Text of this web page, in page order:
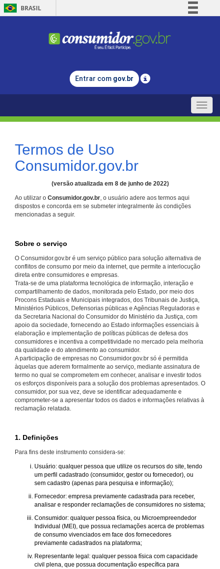
BRASIL
Comunica BR
Legislação
Entrar com gov.br
Toggle
Termos de Uso
Consumidor.gov.br
(versão atualizada em 8 de junho de 2022)
Ao utilizar o Consumidor.gov.br, o usuário adere aos termos aqui
dispostos e concorda em se submeter integralmente às condições
mencionadas a seguir.
Sobre o serviço
O Consumidor.gov.br é um serviço público para solução alternativa de
conflitos de consumo por meio da internet, que permite a interlocução
direta entre consumidores e empresas.
Trata-se de uma plataforma tecnológica de informação, interação e
compartilhamento de dados, monitorada pelo Estado, por meio dos
Procons Estaduais e Municipais integrados, dos Tribunais de Justiça,
Ministérios Públicos, Defensorias públicas e Agências Reguladoras e
da Secretaria Nacional do Consumidor do Ministério da Justiça, com
apoio da sociedade, fornecendo ao Estado informações essenciais à
elaboração e implementação de políticas públicas de defesa dos
consumidores e incentiva a competitividade no mercado pela melhoria
da qualidade e do atendimento ao consumidor.
A participação de empresas no Consumidor.gov.br só é permitida
àquelas que aderem formalmente ao serviço, mediante assinatura de
termo no qual se comprometem em conhecer, analisar e investir todos
os esforços disponíveis para a solução dos problemas apresentados. O
consumidor, por sua vez, deve se identificar adequadamente e
comprometer-se a apresentar todos os dados e informações relativas à
reclamação relatada.
1. Definições
Para fins deste instrumento considera-se:
Usuário: qualquer pessoa que utilize os recursos do site, tendo
um perfil cadastrado (consumidor, gestor ou fornecedor), ou
sem cadastro (apenas para pesquisa e informação);
Fornecedor: empresa previamente cadastrada para receber,
analisar e responder reclamações de consumidores no sistema;
Consumidor: qualquer pessoa física, ou Microempreendedor
Individual (MEI), que possua reclamações acerca de problemas
de consumo vivenciados em face dos fornecedores
previamente cadastrados na plataforma;
Representante legal: qualquer pessoa física com capacidade
civil plena, que possua documentação específica para